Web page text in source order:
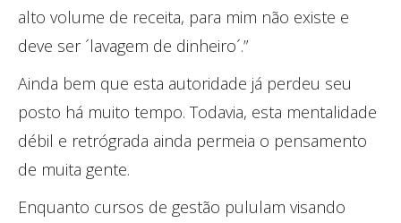
alto volume de receita, para mim não existe e
deve ser ´lavagem de dinheiro´.”
Ainda bem que esta autoridade já perdeu seu
posto há muito tempo. Todavia, esta mentalidade
débil e retrógrada ainda permeia o pensamento
de muita gente.
Enquanto cursos de gestão pululam visando